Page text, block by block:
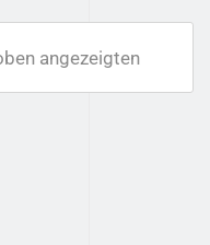
angezeigten